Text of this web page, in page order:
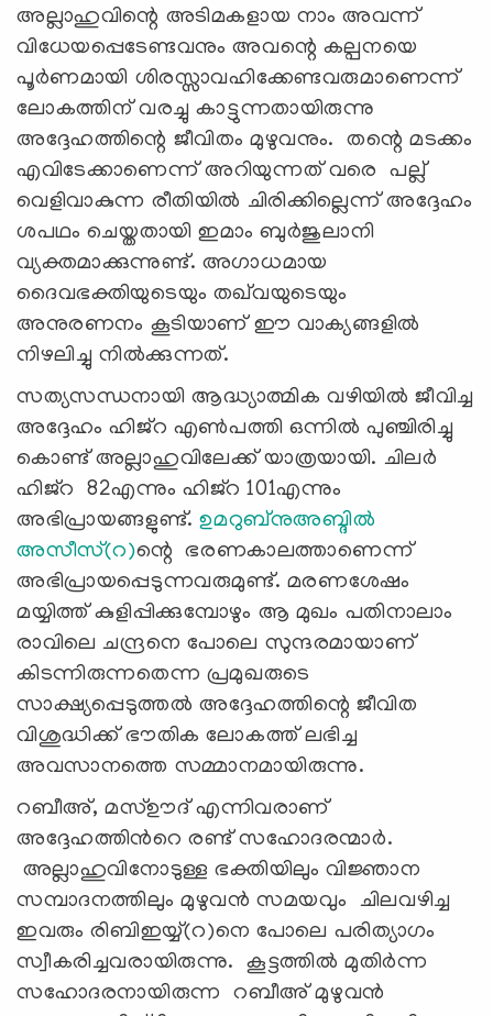
അല്ലാഹുവിന്റെ അടിമകളായ നാം അവന്ന്
വിധേയപ്പെടേണ്ടവനും അവന്റെ കല്പനയെ
പൂർണമായി ശിരസ്സാവഹിക്കേണ്ടവരുമാണെന്ന്
ലോകത്തിന് വരച്ചു കാട്ടുന്നതായിരുന്നു
അദ്ദേഹത്തിന്റെ ജീവിതം മുഴുവനും. തന്റെ മടക്കം
എവിടേക്കാണെന്ന് അറിയുന്നത് വരെ പല്ല്
വെളിവാകുന്ന രീതിയിൽ ചിരിക്കില്ലെന്ന് അദ്ദേഹം
ശപഥം ചെയ്തതായി ഇമാം ബുർജുലാനി
വ്യക്തമാക്കുന്നുണ്ട്. അഗാധമായ
ദൈവഭക്തിയുടെയും തഖ്‍വയുടെയും
അനുരണനം കൂടിയാണ് ഈ വാക്യങ്ങളിൽ
നിഴലിച്ചു നിൽക്കുന്നത്.
സത്യസന്ധനായി ആദ്ധ്യാത്മിക വഴിയിൽ ജീവിച്ച
അദ്ദേഹം ഹിജ്റ എൺപത്തി ഒന്നിൽ പുഞ്ചിരിച്ചു
കൊണ്ട് അല്ലാഹുവിലേക്ക് യാത്രയായി. ചിലർ
ഹിജ്റ 82എന്നും ഹിജ്റ 101എന്നും
അഭിപ്രായങ്ങളുണ്ട്.ഉമറുബ്നുഅബ്ദിൽ
അസീസ്(റ)ന്റെ ഭരണകാലത്താണെന്ന്
അഭിപ്രായപ്പെടുന്നവരുമുണ്ട്. മരണശേഷം
മയ്യിത്ത് കുളിപ്പിക്കുമ്പോഴും ആ മുഖം പതിനാലാം
രാവിലെ ചന്ദ്രനെ പോലെ സുന്ദരമായാണ്
കിടന്നിരുന്നതെന്ന പ്രമുഖരുടെ
സാക്ഷ്യപ്പെടുത്തൽ അദ്ദേഹത്തിന്റെ ജീവിത
വിശുദ്ധിക്ക് ഭൗതിക ലോകത്ത് ലഭിച്ച
അവസാനത്തെ സമ്മാനമായിരുന്നു.
റബീഅ്, മസ്ഊദ് എന്നിവരാണ്
അദ്ദേഹത്തിൻറെ രണ്ട് സഹോദരന്മാർ.
അല്ലാഹുവിനോടുള്ള ഭക്തിയിലും വിജ്ഞാന
സമ്പാദനത്തിലും മുഴുവൻ സമയവും ചിലവഴിച്ച
ഇവരും രിബിഇയ്യ്(റ)നെ പോലെ പരിത്യാഗം
സ്വീകരിച്ചവരായിരുന്നു. കൂട്ടത്തിൽ മുതിർന്ന
സഹോദരനായിരുന്ന റബീഅ് മുഴുവൻ